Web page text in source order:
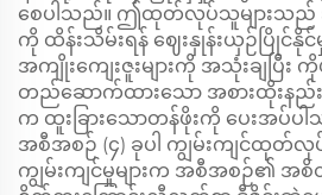
စေပါသည်။ ဤထုတ်လုပ်သူများသည်
ကို ထိန်းသိမ်းရန် ဈေးနှုန်းယှဉ်ပြိုင်နိုင်
အကျိုးကျေးဇူးများကို အသုံးချပြီး
တည်ဆောက်ထားသော အစားထိုးနည်းလ
က ထူးခြားသောတန်ဖိုးကို ပေးအပ်ပ
အစီအစဉ် (၄) ခုပါ ကျွမ်းကျင်ထုတ်လု
ကျွမ်းကျင်မှုများက အစီအစဉ်၏ အ